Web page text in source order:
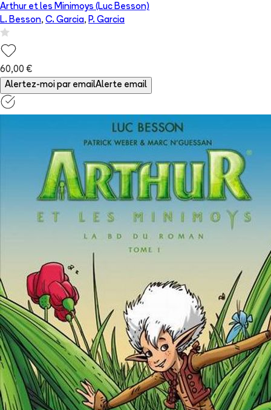
Arthur et les Minimoys (Luc Besson)
L. Besson, C. Garcia, P. Garcia
60,00 €
Alertez-moi par emailAlerte email